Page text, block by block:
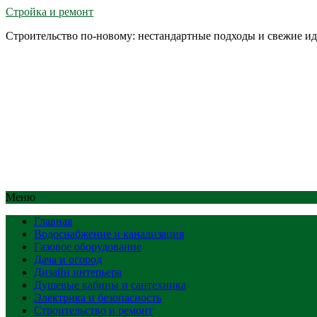
Стройка и ремонт
Строительство по-новому: нестандартные подходы и свежие
Меню
Главная
Водоснабжение и канализация
Газовое оборудование
Дача и огород
Дизайн интерьера
Душевые кабины и сантехника
Электрика и безопасность
Строительство и ремонт